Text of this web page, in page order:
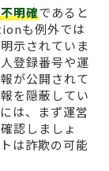
明確であると
も例外では
示されていま
登録番号や運
が公開されて
を隠蔽してい
は、まず運営
認しましょ
は詐欺の可能